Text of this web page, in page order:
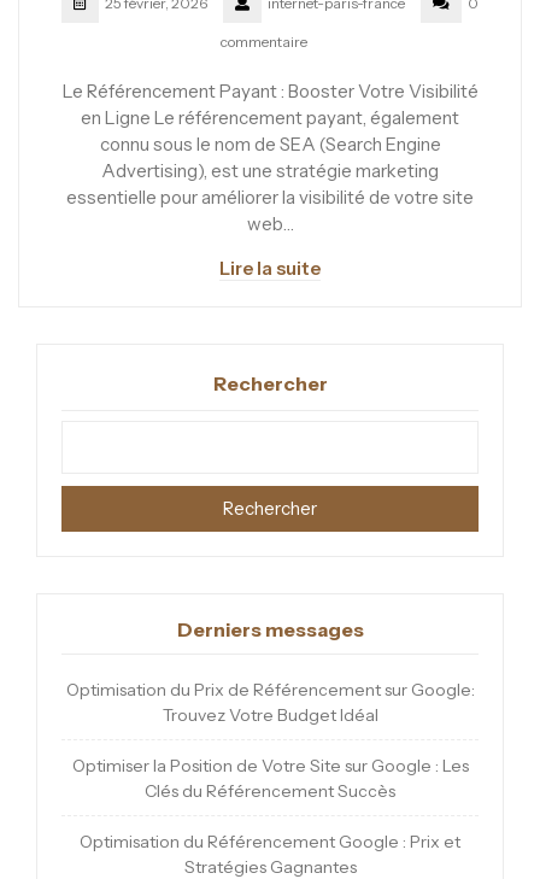
commentaire
Le Référencement Payant : Booster Votre Visibilité
en Ligne Le référencement payant, également
connu sous le nom de SEA (Search Engine
Advertising), est une stratégie marketing
essentielle pour améliorer la visibilité de votre site
web…
Lire la suite
Rechercher
Rechercher
Derniers messages
Optimisation du Prix de Référencement sur Google:
Trouvez Votre Budget Idéal
Optimiser la Position de Votre Site sur Google : Les
Clés du Référencement Succès
Optimisation du Référencement Google : Prix et
Stratégies Gagnantes